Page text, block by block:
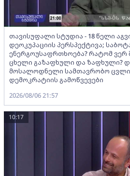
თავისუფალი სტუდია - 18 წელი
დეოკუპაციის პერსპექტივა;
ენერგოუსაფრთხოება? რატომ
ცხელი გაზაფხული და ზაფხული?
მოსალოდნელი სამთავრობო
დემოკრატიის გამოწვევები
2026/08/06 21:57
10:17